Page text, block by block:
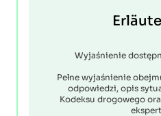
Wyjaśnienie
Pełne wyjaśnienie
odpowiedzi, opis
Kodeksu drogowego